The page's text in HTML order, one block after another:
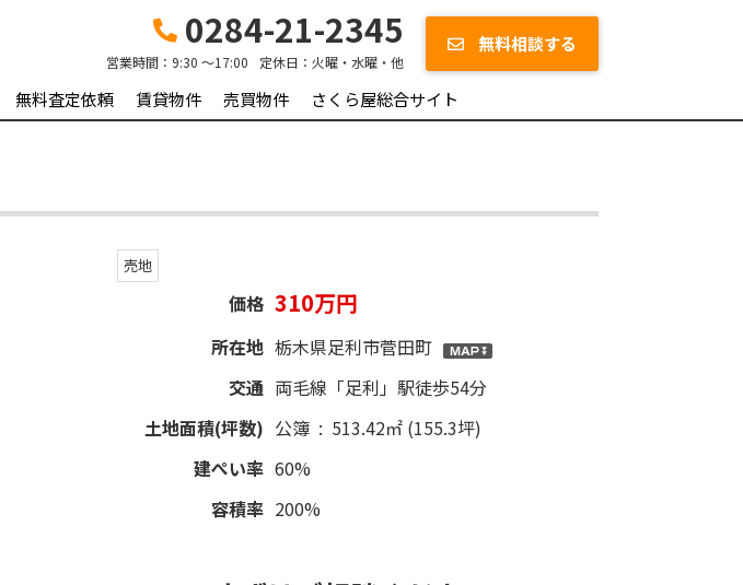
0284-21-2345
営業時間： 9:30 ～17:00 定休日： 火曜・水曜・他
無料相談する
無料査定依頼 賃貸物件 売買物件 さくら屋総合サイト
売地
価格 310万円
所在地 栃木県足利市菅田町
交通 両毛線「足利」駅徒歩54分
土地面積(坪数) 公簿 : 513.42㎡ (155.3坪)
建ぺい率 60%
容積率 200%